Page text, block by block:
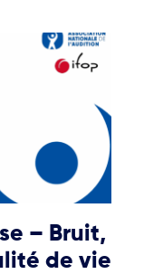
– Bruit,
de vie